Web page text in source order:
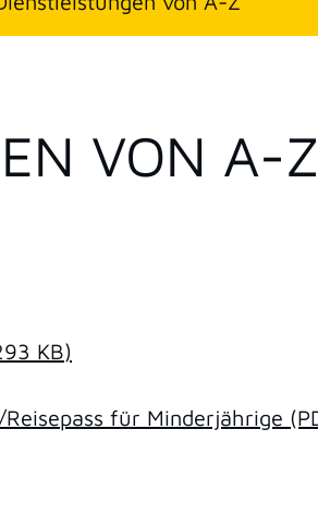
VON A-Z
KB)
für Minderjährige